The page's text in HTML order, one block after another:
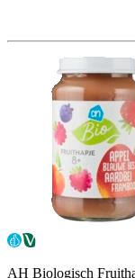
AH Biologisch